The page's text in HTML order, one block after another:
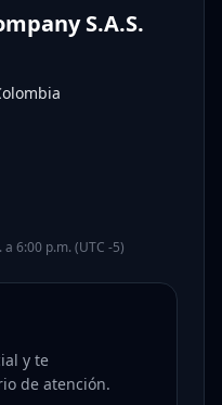
S.A.S.
6:00 p.m. (UTC -5)
y te
de atención.